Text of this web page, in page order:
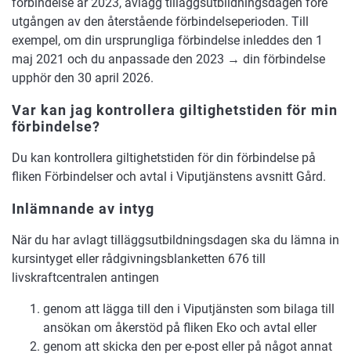
utgången av den återstående förbindelseperioden. Till
exempel, om din ursprungliga förbindelse inleddes den 1
maj 2021 och du anpassade den 2023 → din förbindelse
upphör den 30 april 2026.
Var kan jag kontrollera giltighetstiden för min
förbindelse?
Du kan kontrollera giltighetstiden för din förbindelse på
fliken Förbindelser och avtal i Viputjänstens avsnitt Gård.
Inlämnande av intyg
När du har avlagt tilläggsutbildningsdagen ska du lämna in
kursintyget eller rådgivningsblanketten 676 till
livskraftcentralen antingen
genom att lägga till den i Viputjänsten som bilaga till
ansökan om åkerstöd på fliken Eko och avtal eller
genom att skicka den per e-post eller på något annat